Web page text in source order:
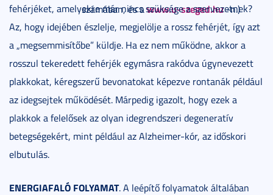
számában, és awww.u-szeged.hu-n.)
fehérjéket, amelyekre már nincs szüksége a szervezetnek?
Az, hogy idejében észlelje, megjelölje a rossz fehérjét, így azt
a „megsemmisítőbe” küldje. Ha ez nem működne, akkor a
rosszul tekeredett fehérjék egymásra rakódva úgynevezett
plakkokat, kéregszerű bevonatokat képezve rontanák például
az idegsejtek működését. Márpedig igazolt, hogy ezek a
plakkok a felelősek az olyan idegrendszeri degeneratív
betegségekért, mint például az Alzheimer-kór, az időskori
elbutulás.
ENERGIAFALÓ FOLYAMAT. A leépítő folyamatok általában